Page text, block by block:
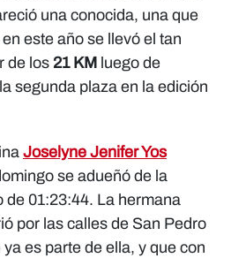
una conocida, una que
este año se llevó el tan
de los 21 KM luego de
segunda plaza en la edición
Joselyne Jenifer Yos
se adueñó de la
de 01:23:44. La hermana
por las calles de San Pedro
es parte de ella, y que con